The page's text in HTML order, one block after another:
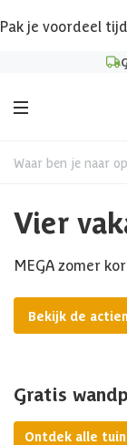
Pak je voordeel
Waar ben je naar
Vier
MEGA zomer
Bekijk de
Gratis
Ontdek alle